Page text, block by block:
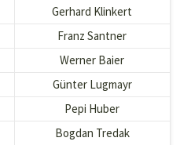
Gerhard Klinkert
Franz Santner
Werner Baier
Günter Lugmayr
Pepi Huber
Bogdan Tredak